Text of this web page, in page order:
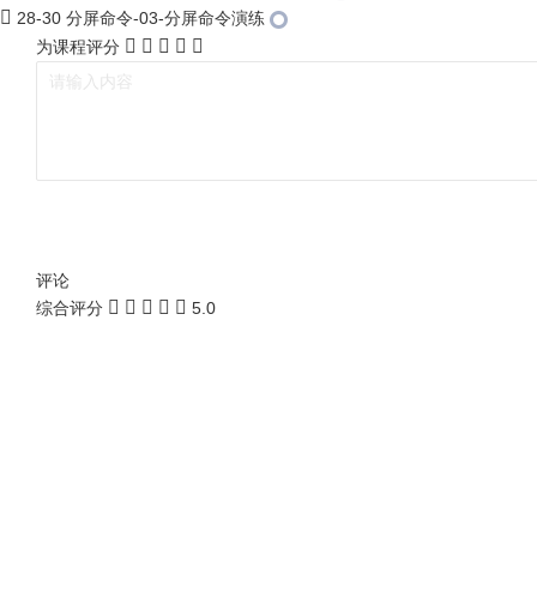
28-30 分屏命令-03-分屏命令演练
为课程评分
评论
综合评分
5.0